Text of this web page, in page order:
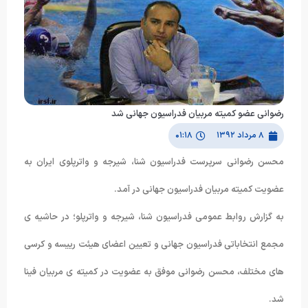
رضوانی عضو کمیته مربیان فدراسیون جهانی شد
۸ مرداد ۱۳۹۲ ۰۱:۱۸
محسن رضوانی سرپرست فدراسیون شنا، شیرجه و واترپلوی ایران به
عضویت کمیته مربیان فدراسیون جهانی در آمد.
به گزارش روابط عمومی فدراسیون شنا، شیرجه و واترپلو؛ در حاشیه ی
مجمع انتخاباتی فدراسیون جهانی و تعیین اعضای هیئت رییسه و کرسی
های مختلف، محسن رضوانی موفق به عضویت در کمیته ی مربیان فینا
شد.